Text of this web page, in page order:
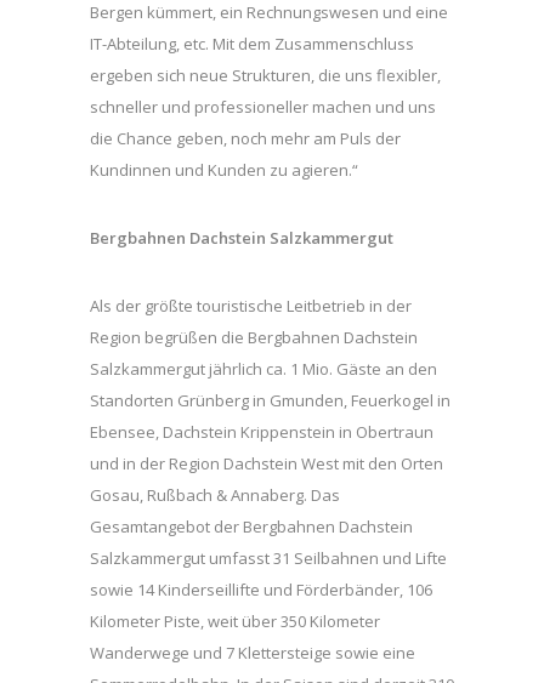
Bergen kümmert, ein Rechnungswesen und eine
IT-Abteilung, etc. Mit dem Zusammenschluss
ergeben sich neue Strukturen, die uns flexibler,
schneller und professioneller machen und uns
die Chance geben, noch mehr am Puls der
Kundinnen und Kunden zu agieren.“
Bergbahnen Dachstein Salzkammergut
Als der größte touristische Leitbetrieb in der
Region begrüßen die Bergbahnen Dachstein
Salzkammergut jährlich ca. 1 Mio. Gäste an den
Standorten Grünberg in Gmunden, Feuerkogel in
Ebensee, Dachstein Krippenstein in Obertraun
und in der Region Dachstein West mit den Orten
Gosau, Rußbach & Annaberg. Das
Gesamtangebot der Bergbahnen Dachstein
Salzkammergut umfasst 31 Seilbahnen und Lifte
sowie 14 Kinderseillifte und Förderbänder, 106
Kilometer Piste, weit über 350 Kilometer
Wanderwege und 7 Klettersteige sowie eine